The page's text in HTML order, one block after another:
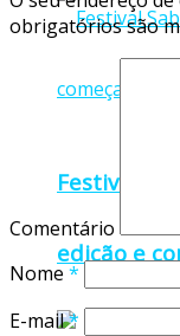
Festival
edição e
obrigatórios são
Comentário
Nome *
E-mail*